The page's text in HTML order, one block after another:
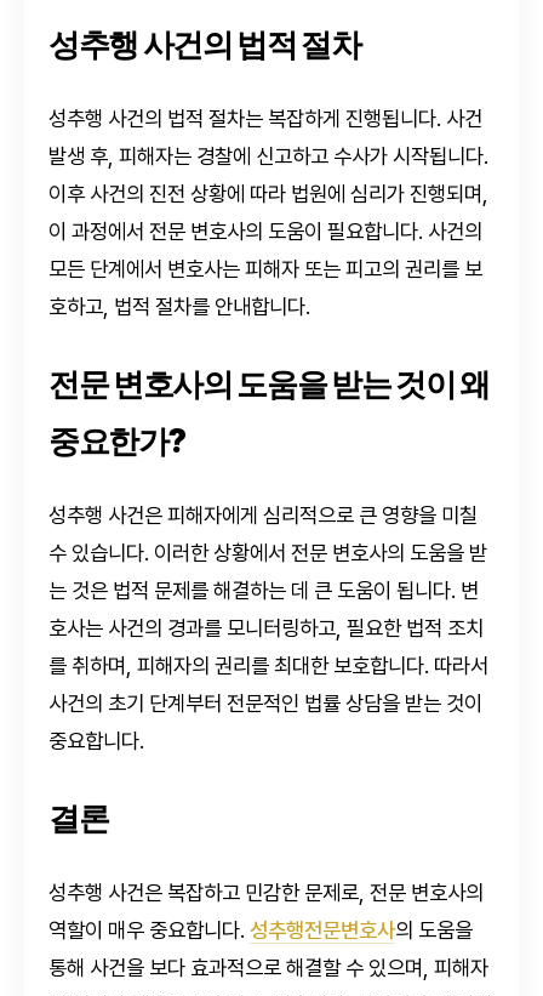
성추행 사건의 법적 절차
성추행 사건의 법적 절차는 복잡하게 진행됩니다. 사건
발생 후, 피해자는 경찰에 신고하고 수사가 시작됩니다.
이후 사건의 진전 상황에 따라 법원에 심리가 진행되며,
이 과정에서 전문 변호사의 도움이 필요합니다. 사건의
모든 단계에서 변호사는 피해자 또는 피고의 권리를 보
호하고, 법적 절차를 안내합니다.
전문 변호사의 도움을 받는 것이 왜
중요한가?
성추행 사건은 피해자에게 심리적으로 큰 영향을 미칠
수 있습니다. 이러한 상황에서 전문 변호사의 도움을 받
는 것은 법적 문제를 해결하는 데 큰 도움이 됩니다. 변
호사는 사건의 경과를 모니터링하고, 필요한 법적 조치
를 취하며, 피해자의 권리를 최대한 보호합니다. 따라서
사건의 초기 단계부터 전문적인 법률 상담을 받는 것이
중요합니다.
결론
성추행 사건은 복잡하고 민감한 문제로, 전문 변호사의
역할이 매우 중요합니다. 성추행전문변호사의 도움을
통해 사건을 보다 효과적으로 해결할 수 있으며, 피해자